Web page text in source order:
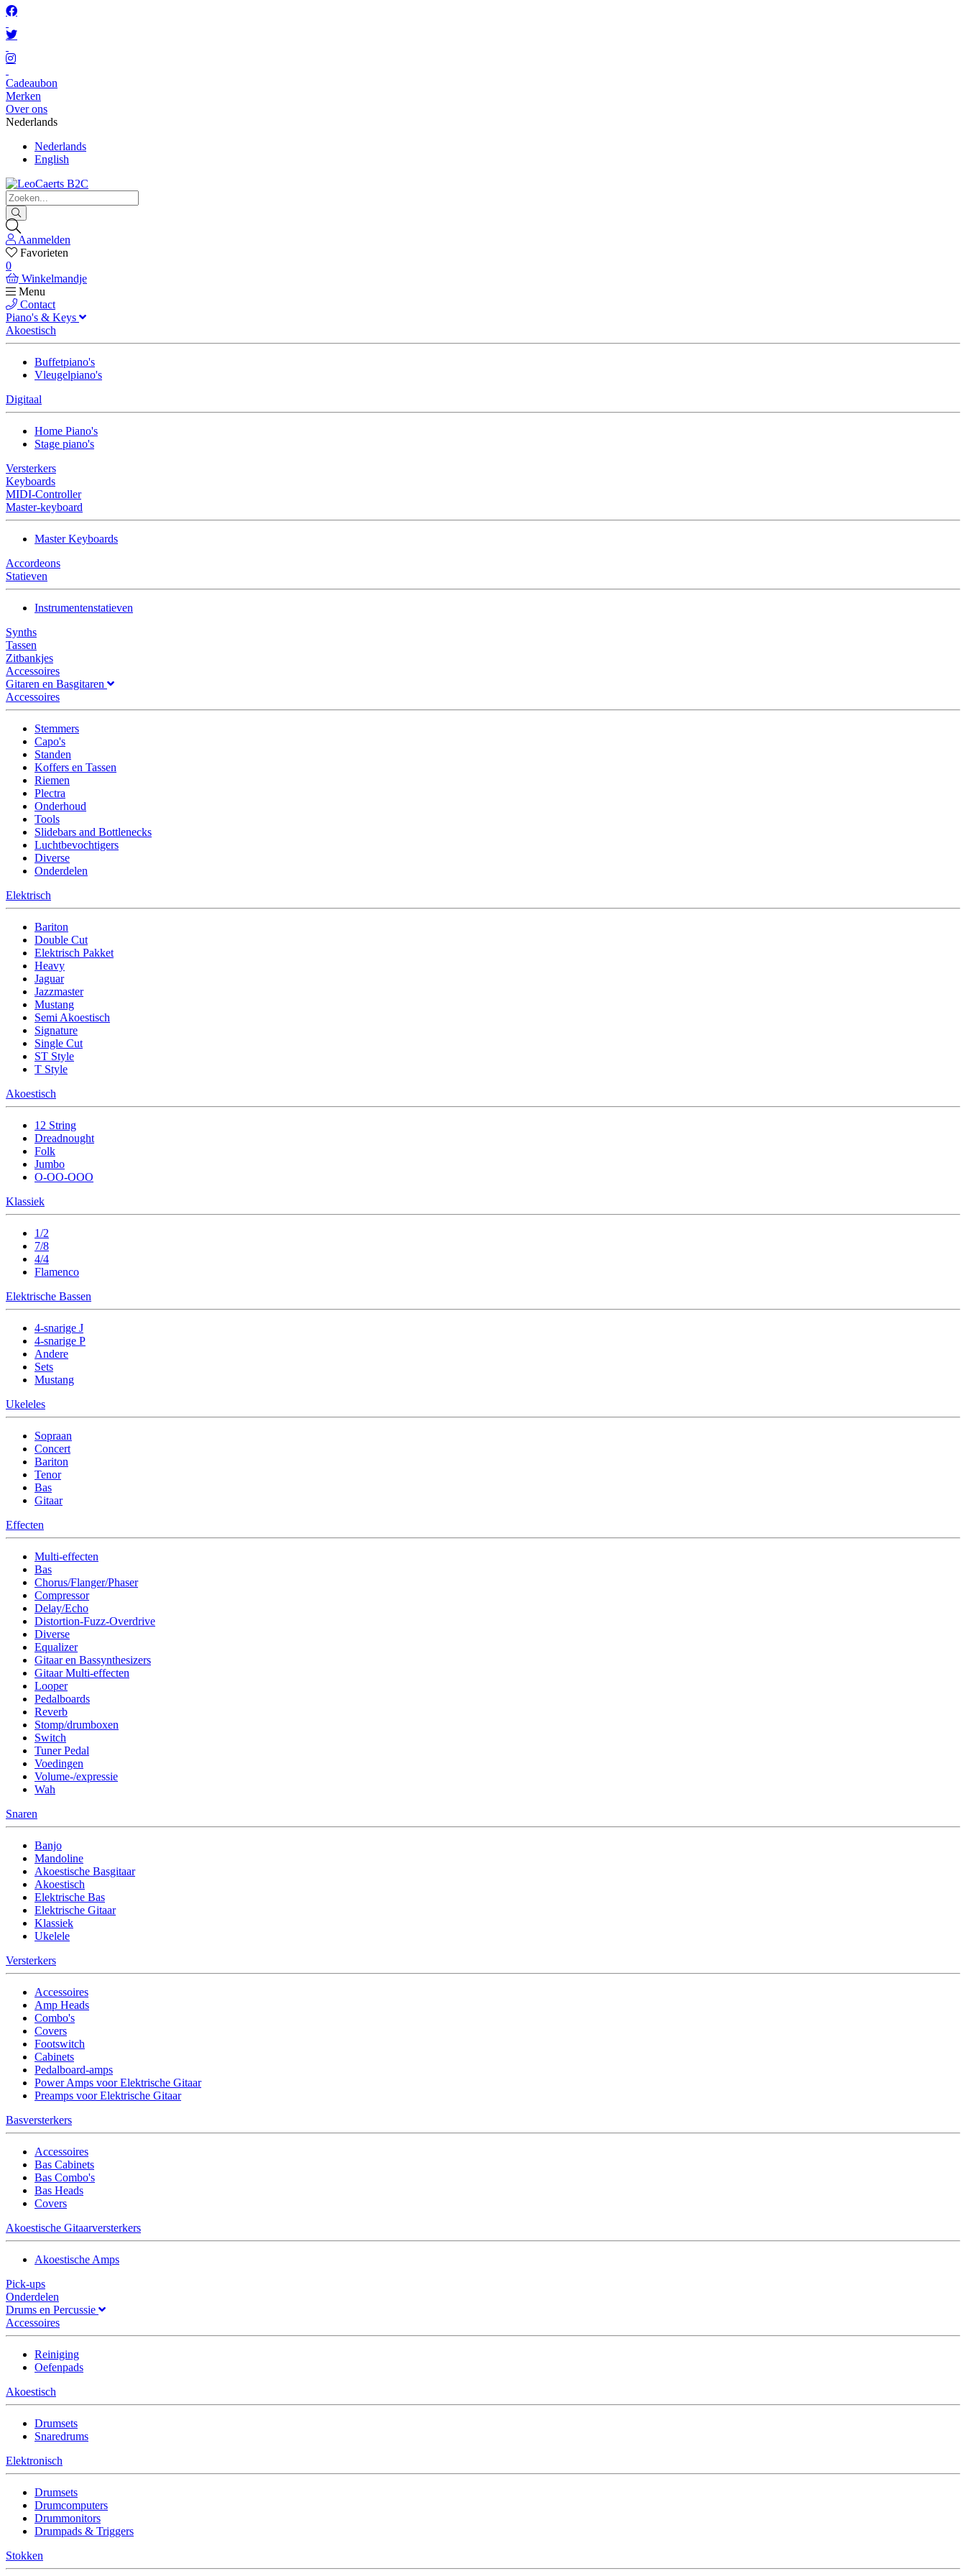
Cadeaubon
Merken
Over ons
Nederlands
Nederlands
English
Aanmelden
Favorieten
0
Winkelmandje
Menu
Contact
Piano's & Keys
Akoestisch
Buffetpiano's
Vleugelpiano's
Digitaal
Home Piano's
Stage piano's
Versterkers
Keyboards
MIDI-Controller
Master-keyboard
Master Keyboards
Accordeons
Statieven
Instrumentenstatieven
Synths
Tassen
Zitbankjes
Accessoires
Gitaren en Basgitaren
Accessoires
Stemmers
Capo's
Standen
Koffers en Tassen
Riemen
Plectra
Onderhoud
Tools
Slidebars and Bottlenecks
Luchtbevochtigers
Diverse
Onderdelen
Elektrisch
Bariton
Double Cut
Elektrisch Pakket
Heavy
Jaguar
Jazzmaster
Mustang
Semi Akoestisch
Signature
Single Cut
ST Style
T Style
Akoestisch
12 String
Dreadnought
Folk
Jumbo
O-OO-OOO
Klassiek
1/2
7/8
4/4
Flamenco
Elektrische Bassen
4-snarige J
4-snarige P
Andere
Sets
Mustang
Ukeleles
Sopraan
Concert
Bariton
Tenor
Bas
Gitaar
Effecten
Multi-effecten
Bas
Chorus/Flanger/Phaser
Compressor
Delay/Echo
Distortion-Fuzz-Overdrive
Diverse
Equalizer
Gitaar en Bassynthesizers
Gitaar Multi-effecten
Looper
Pedalboards
Reverb
Stomp/drumboxen
Switch
Tuner Pedal
Voedingen
Volume-/expressie
Wah
Snaren
Banjo
Mandoline
Akoestische Basgitaar
Akoestisch
Elektrische Bas
Elektrische Gitaar
Klassiek
Ukelele
Versterkers
Accessoires
Amp Heads
Combo's
Covers
Footswitch
Cabinets
Pedalboard-amps
Power Amps voor Elektrische Gitaar
Preamps voor Elektrische Gitaar
Basversterkers
Accessoires
Bas Cabinets
Bas Combo's
Bas Heads
Covers
Akoestische Gitaarversterkers
Akoestische Amps
Pick-ups
Onderdelen
Drums en Percussie
Accessoires
Reiniging
Oefenpads
Akoestisch
Drumsets
Snaredrums
Elektronisch
Drumsets
Drumcomputers
Drummonitors
Drumpads & Triggers
Stokken